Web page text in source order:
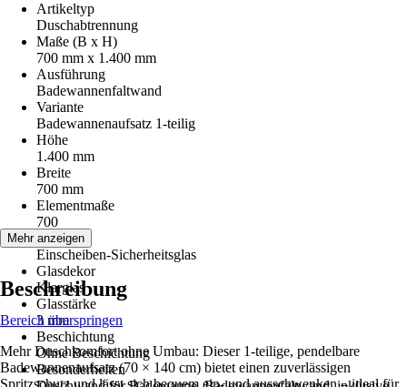
Artikeltyp
Duschabtrennung
Maße (B x H)
700 mm x 1.400 mm
Ausführung
Badewannenfaltwand
Variante
Badewannenaufsatz 1-teilig
Höhe
1.400 mm
Breite
700 mm
Elementmaße
700
Glasart
Einscheiben-Sicherheitsglas
Glasdekor
Klarglas
Glasstärke
3 mm
Beschichtung
Ohne Beschichtung
Besonderheiten
Mehr anzeigen
Beschreibung
Bereich überspringen
Mehr Duschkomfort ohne Umbau: Dieser 1-teilige, pendelbare
Badewannenaufsatz (70 × 140 cm) bietet einen zuverlässigen
Spritzschutz und lässt sich bequem ein- und ausschwenken – ideal für